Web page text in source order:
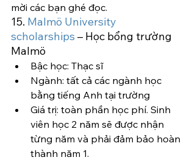
mời các bạn ghé đọc.
15. Malmö University
scholarships – Học bổng trường
Malmö
Bậc học: Thạc sĩ
Ngành: tất cả các ngành học
bằng tiếng Anh tại trường
Giá trị: toàn phần học phí. Sinh
viên học 2 năm sẽ được nhận
từng năm và phải đảm bảo hoàn
thành năm 1.